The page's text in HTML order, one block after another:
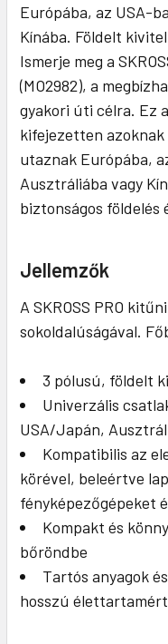
Európába, az USA-
Kínába. Földelt
Ismerje meg a
(MO2982), a
gyakori úti célra. Ez
kifejezetten
utaznak Európába,
Ausztráliába vagy
biztonságos földelés
Jellemzők
A SKROSS PRO
sokoldalúságával.
3 pólusú, földelt
Univerzális
USA/Japán,
Kompatibilis az
körével, beleértve
fényképezőgépeket
Kompakt és
bőröndbe
Tartós anyagok
hosszú élettartamért